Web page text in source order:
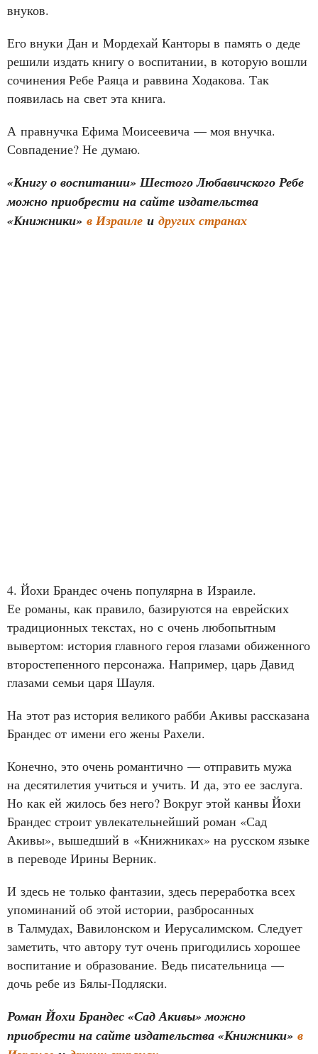
внуков.
Его внуки Дан и Мордехай Канторы в память о деде
решили издать книгу о воспитании, в которую вошли
сочинения Ребе Раяца и раввина Ходакова. Так
появилась на свет эта книга.
А правнучка Ефима Моисеевича — моя внучка.
Совпадение? Не думаю.
«Книгу о воспитании» Шестого Любавичского Ребе
можно приобрести на сайте издательства
«Книжники» в Израиле и других странах
4. Йохи Брандес очень популярна в Израиле.
Ее романы, как правило, базируются на еврейских
традиционных текстах, но с очень любопытным
вывертом: история главного героя глазами обиженного
второстепенного персонажа. Например, царь Давид
глазами семьи царя Шауля.
На этот раз история великого рабби Акивы рассказана
Брандес от имени его жены Рахели.
Конечно, это очень романтично — отправить мужа
на десятилетия учиться и учить. И да, это ее заслуга.
Но как ей жилось без него? Вокруг этой канвы Йохи
Брандес строит увлекательнейший роман «Сад
Акивы», вышедший в «Книжниках» на русском языке
в переводе Ирины Верник.
И здесь не только фантазии, здесь переработка всех
упоминаний об этой истории, разбросанных
в Талмудах, Вавилонском и Иерусалимском. Следует
заметить, что автору тут очень пригодились хорошее
воспитание и образование. Ведь писательница —
дочь ребе из Бялы‑Подляски.
Роман Йохи Брандес «Сад Акивы» можно
приобрести на сайте издательства «Книжники» в